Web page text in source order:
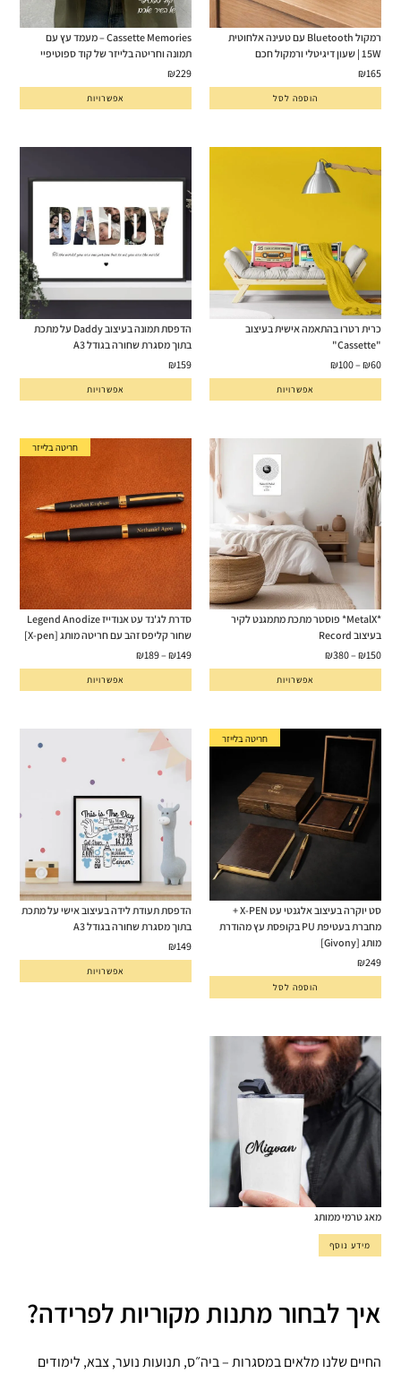
רמקול Bluetooth עם טעינה אלחוטית
15W | שעון דיגיטלי ורמקול חכם
₪165
הוספה לסל
Cassette Memories – מעמד עץ עם
תמונה וחריטה בלייזר של קוד ספוטיפיי
₪229
אפשרויות
כרית רטרו בהתאמה אישית בעיצוב
"Cassette"
₪60
–
₪100
אפשרויות
הדפסת תמונה בעיצוב Daddy על מתכת
בתוך מסגרת שחורה בגודל A3
₪159
אפשרויות
*MetalX* פוסטר מתכת מתמגנט לקיר
בעיצוב Record
₪150
–
₪380
אפשרויות
חריטה בלייזר
סדרת לג'נד עט אנודייז Legend Anodize
שחור קליפס זהב עם חריטה מותג [X-pen]
₪149
–
₪189
אפשרויות
חריטה בלייזר
סט יוקרה בעיצוב אלגנטי עט X-PEN +
מחברת בעטיפת PU בקופסת עץ מהודרת
מותג [Givony]
₪249
הוספה לסל
הדפסת תעודת לידה בעיצוב אישי על מתכת
בתוך מסגרת שחורה בגודל A3
₪149
אפשרויות
מאג טרמי ממותג
מידע נוסף
איך לבחור מתנות מקוריות לפרידה?
החיים שלנו מלאים במסגרות – ביה״ס, תנועות נוער, צבא, לימודים